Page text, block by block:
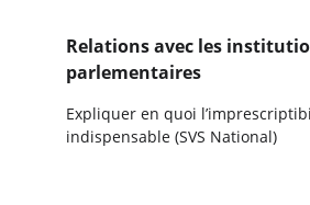
Relations avec les
parlementaires
Expliquer en quoi
indispensable (SVS National)